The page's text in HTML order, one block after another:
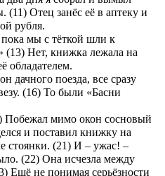
Отец занёс её в аптеку и
рубля.
мы с тёткой шли к
(13) Нет, книжка лежала на
обладателем.
дачного поезда, все сразу
(16) То были «Басни
Побежал мимо окон сосновый
и поставил книжку на
стоянки. (21) И – ужас! –
(22) Она исчезла между
Ещё не понимая серьёзности